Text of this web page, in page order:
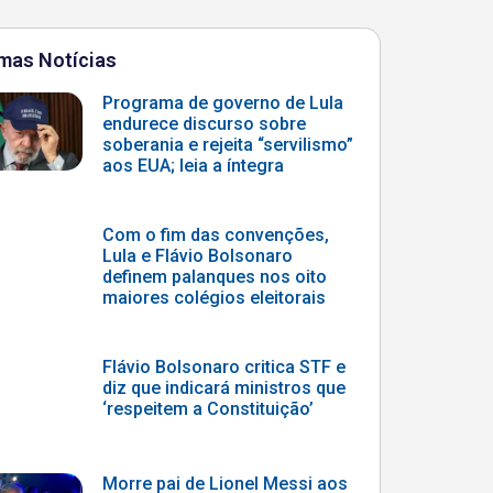
Notícias
Programa de governo de Lula
endurece discurso sobre
soberania e rejeita “servilismo”
aos EUA; leia a íntegra
Com o fim das convenções,
Lula e Flávio Bolsonaro
definem palanques nos oito
maiores colégios eleitorais
Flávio Bolsonaro critica STF e
diz que indicará ministros que
‘respeitem a Constituição’
Morre pai de Lionel Messi aos